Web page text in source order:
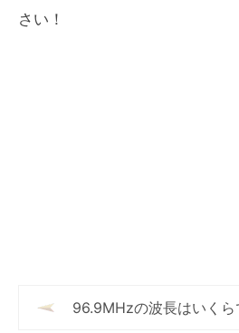
さい！
96.9MHzの波長はいくら